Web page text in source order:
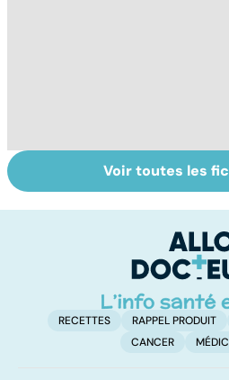
Tout savoir sur
les infections
Voir toutes les
RECETTES RAPPEL PRODUIT
CANCER